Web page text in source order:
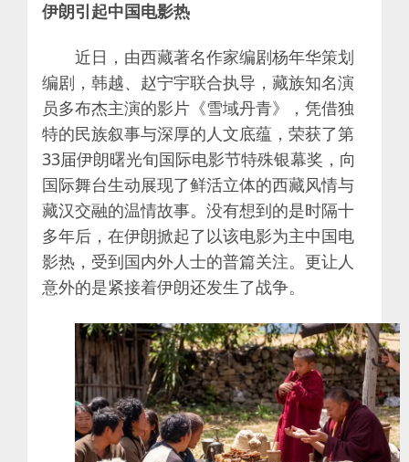
伊朗引起中国电影热
近日，由西藏著名作家编剧杨年华策划
编剧，韩越、赵宁宇联合执导，藏族知名演
员多布杰主演的影片《雪域丹青》，凭借独
特的民族叙事与深厚的人文底蕴，荣获了第
33届伊朗曙光旬国际电影节特殊银幕奖，向
国际舞台生动展现了鲜活立体的西藏风情与
藏汉交融的温情故事。没有想到的是时隔十
多年后，在伊朗掀起了以该电影为主中国电
影热，受到国内外人士的普篇关注。更让人
意外的是紧接着伊朗还发生了战争。